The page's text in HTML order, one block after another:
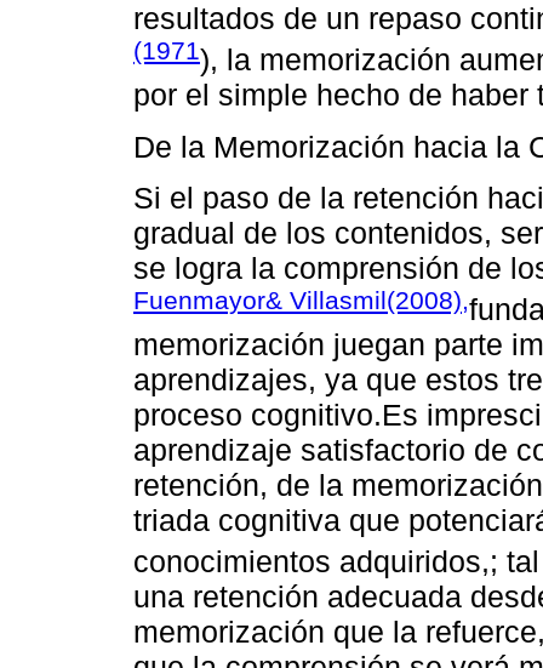
resultados de un repaso
(1971), la memorización
por el simple hecho de
De la Memorización hacia la
Si el paso de la retención
gradual de los contenidos,
se logra la comprensión de
Fuenmayor& Villasmil(2008),
memorización juegan parte
aprendizajes, ya que estos
proceso cognitivo.Es
aprendizaje satisfactorio de
retención, de la
triada cognitiva que
conocimientos adquiridos,;
una retención adecuada
memorización que la